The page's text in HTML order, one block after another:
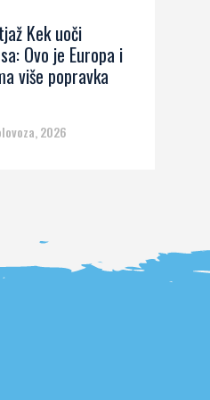
Kek uoči
Ovo je Europa i
više popravka
2026